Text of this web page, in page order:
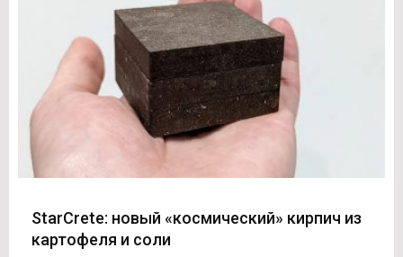
StarCrete: новый «космический» кирпич из
картофеля и соли